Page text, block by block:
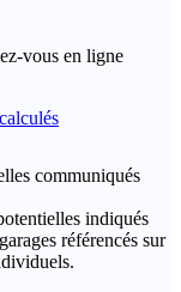
vous en ligne
communiqués
indiqués
référencés sur